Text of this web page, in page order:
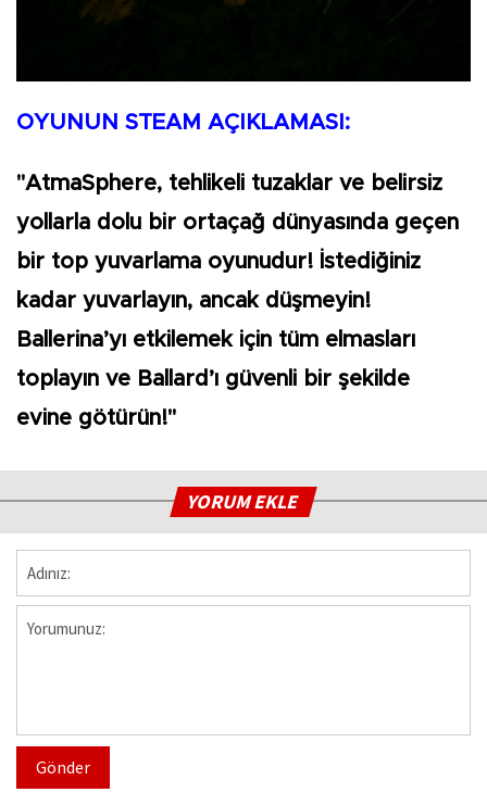
OYUNUN STEAM AÇIKLAMASI:
"AtmaSphere, tehlikeli tuzaklar ve belirsiz
yollarla dolu bir ortaçağ dünyasında geçen
bir top yuvarlama oyunudur! İstediğiniz
kadar yuvarlayın, ancak düşmeyin!
Ballerina’yı etkilemek için tüm elmasları
toplayın ve Ballard’ı güvenli bir şekilde
evine götürün!"
YORUM EKLE
Gönder